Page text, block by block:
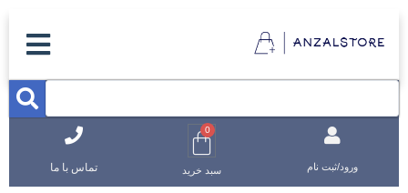
ورود/ثبت نام
0
سبد خرید تماس با ما